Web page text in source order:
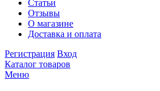
Статьи
Отзывы
О магазине
Доставка и оплата
Регистрация Вход
Каталог товаров
Меню